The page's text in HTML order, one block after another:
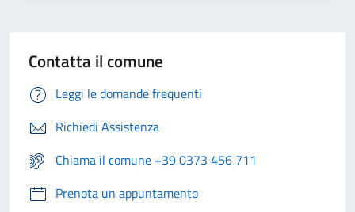
Contatta il comune
Leggi le domande frequenti
Richiedi Assistenza
Chiama il comune +39 0373 456 711
Prenota un appuntamento